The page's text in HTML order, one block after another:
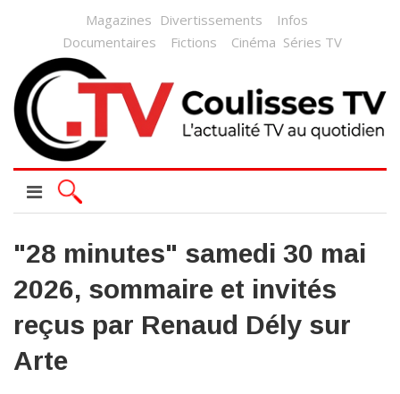
Magazines Divertissements
Infos
Documentaires
Fictions Cinéma Séries TV
"28 minutes" samedi 30 mai
2026, sommaire et invités
reçus par Renaud Dély sur
Arte